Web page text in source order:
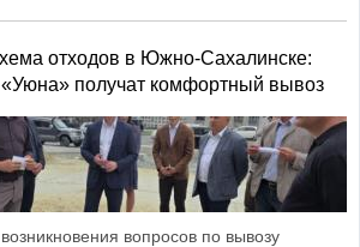
отходов в Южно-Сахалинске:
получат комфортный вывоз
вопросов по вывозу